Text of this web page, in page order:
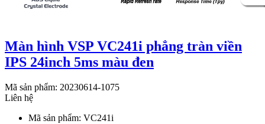
Màn hình VSP VC241i phẳng tràn viền
IPS 24inch 5ms màu đen
Mã sản phẩm: 20230614-1075
Liên hệ
Mã sản phẩm: VC241i